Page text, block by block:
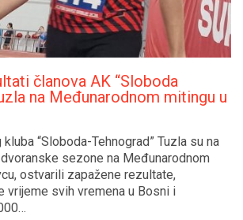
članova AK “Sloboda
na Međunarodnom mitingu u
“Sloboda-Tehnograd” Tuzla su na
sezone na Međunarodnom
ostvarili zapažene rezultate,
vrijeme svih vremena u Bosni i